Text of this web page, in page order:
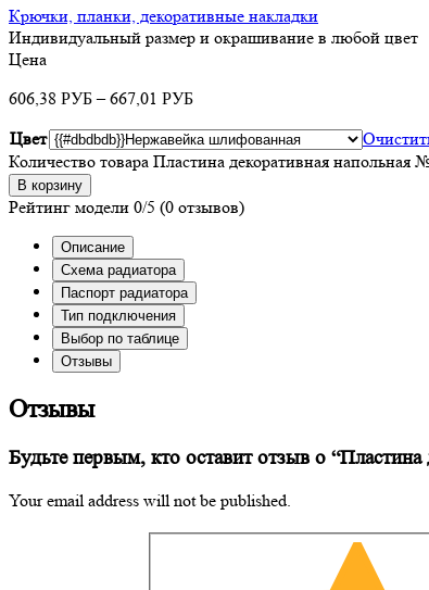
Крючки, планки, декоративные накладки
Индивидуальный размер и окрашивание в любой цвет
Цена
606,38 РУБ–667,01 РУБ
Цвет
Количество товара Пластина декоративная напольная
В корзину
Рейтинг модели 0/5 (0 отзывов)
Описание
Схема радиатора
Паспорт радиатора
Тип подключения
Выбор по таблице
Отзывы
Отзывы
Будьте первым, кто оставит отзыв о
Your email address will not be published.